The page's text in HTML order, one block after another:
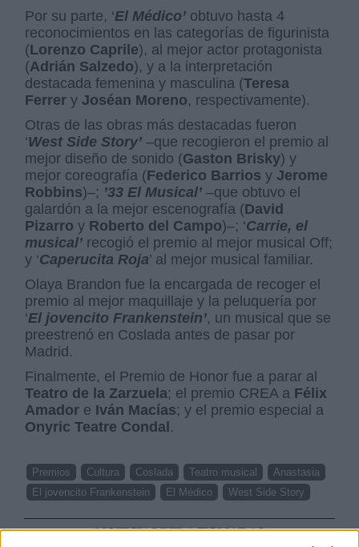
Por su parte, ‘El Médico’ obtuvo hasta 4
reconocimientos en las categorías de figurinista
(Lorenzo Caprile), al mejor actor protagonista
(Adrián Salzedo), y a la interpretación
destacada femenina y masculina (Teresa
Ferrer y Joséan Moreno, respectivamente).
Otras de las obras más destacadas fueron
‘West Side Story’ –que recogieron el premio al
mejor diseño de sonido (Gaston Brisky) y
mejor coreografía (Federico Barrios y Jerome
Robbins)–; ’33 El Musical’ –que obtuvo el
galardón a la mejor escenografía (David
Pizarro y Roberto del Campo)–; ‘Carrie, el
musical’ recogió el premio al mejor musical Off;
y ‘Caperucita Roja’ al mejor musical familiar.
Olaya Brandon fue la encargada de recoger el
premio al mejor maquillaje y la peluquería por
‘El jovencito Frankenstein’, un musical que se
preestrenó en Coslada antes de pasar por
Madrid.
Finalmente, el Premio de Honor fue a parar al
Teatro de la Zarzuela; el premio CREA a Félix
Amador e Iván Macías; y el premio especial a
Onyric Teatre Condal.
Premios Cultura Coslada Teatro musical
Anastasia
El jovencito Frankenstein
El Médico West Side Story
NOTICIAS RELACIONADAS